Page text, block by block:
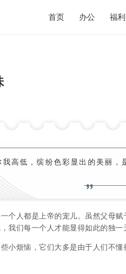
首页 办公 福利
我高低，缤纷色彩显出的美丽
个人都是上帝的宠儿。虽然父母
我们每一个人才能显得如此的独一
小烦恼，它们大多是由于人们不